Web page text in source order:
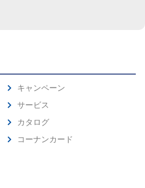
キャンペーン
サービス
カタログ
コーナンカード